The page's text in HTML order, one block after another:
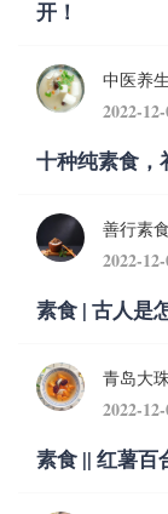
开！
中医养
2022-
十种纯素食，
善行素
2022-
素食 | 古人是
青岛大
2022-
素食 || 红薯百